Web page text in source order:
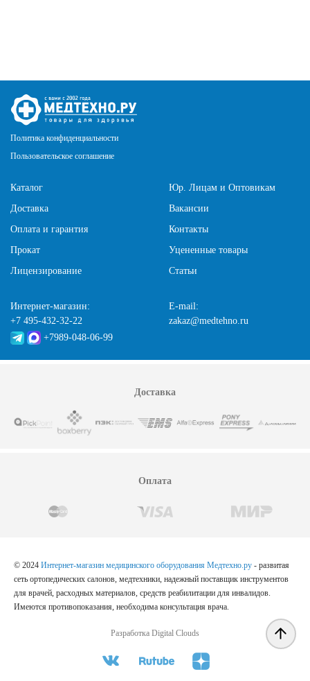
Политика конфиденциальности
Пользовательское соглашение
Каталог
Доставка
Оплата и гарантия
Прокат
Лицензирование
Юр. Лицам и Оптовикам
Вакансии
Контакты
Уцененные товары
Статьи
Интернет-магазин:
+7 495-432-32-22
+7989-048-06-99
E-mail:
zakaz@medtehno.ru
Доставка
Оплата
© 2024 Интернет-магазин медицинского оборудования Медтехно.ру - развитая
сеть ортопедических салонов, медтехники, надежный поставщик инструментов
для врачей, расходных материалов, средств реабилитации для инвалидов.
Имеются противопоказания, необходима консультация врача.
Разработка Digital Clouds